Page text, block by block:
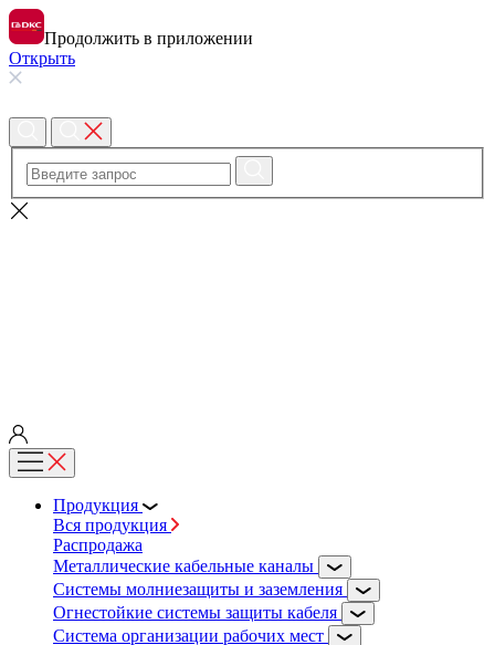
Продолжить в приложении
Открыть
Продукция
Вся продукция
Распродажа
Металлические кабельные каналы
Системы молниезащиты и заземления
Огнестойкие системы защиты кабеля
Система организации рабочих мест